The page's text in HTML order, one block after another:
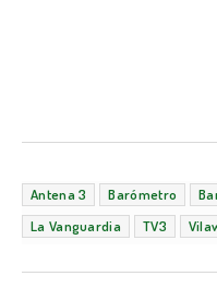
Antena 3 Barómetro
La Vanguardia
TV3